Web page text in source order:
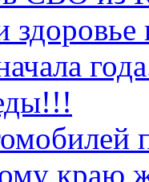
краю